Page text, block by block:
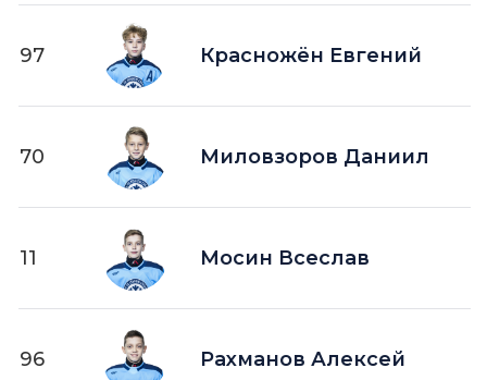
97 Красножён Евгений
70 Миловзоров Даниил
11 Мосин Всеслав
96 Рахманов Алексей